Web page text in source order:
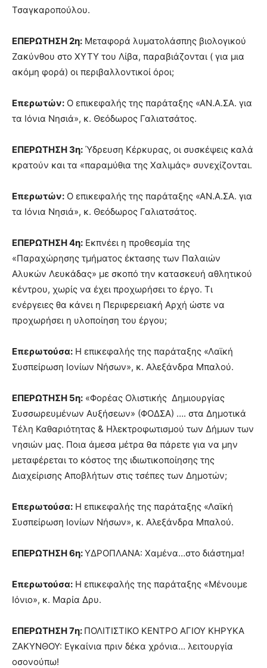
Τσαγκαροπούλου.
ΕΠΕΡΩΤΗΣΗ 2η: Μεταφορά λυματολάσπης βιολογικού
Ζακύνθου στο ΧΥΤΥ του Λίβα, παραβιάζονται ( για μια
ακόμη φορά) οι περιβαλλοντικοί όροι;
Επερωτών: Ο επικεφαλής της παράταξης «ΑΝ.Α.ΣΑ. για
τα Ιόνια Νησιά», κ. Θεόδωρος Γαλιατσάτος.
ΕΠΕΡΩΤΗΣΗ 3η: Ύδρευση Κέρκυρας, οι συσκέψεις καλά
κρατούν και τα «παραμύθια της Χαλιμάς» συνεχίζονται.
Επερωτών: Ο επικεφαλής της παράταξης «ΑΝ.Α.ΣΑ. για
τα Ιόνια Νησιά», κ. Θεόδωρος Γαλιατσάτος.
ΕΠΕΡΩΤΗΣΗ 4η: Εκπνέει η προθεσμία της
«Παραχώρησης τμήματος έκτασης των Παλαιών
Αλυκών Λευκάδας» με σκοπό την κατασκευή αθλητικού
κέντρου, χωρίς να έχει προχωρήσει το έργο. Τι
ενέργειες θα κάνει η Περιφερειακή Αρχή ώστε να
προχωρήσει η υλοποίηση του έργου;
Επερωτούσα: Η επικεφαλής της παράταξης «Λαϊκή
Συσπείρωση Ιονίων Νήσων», κ. Αλεξάνδρα Μπαλού.
ΕΠΕΡΩΤΗΣΗ 5η: «Φορέας Ολιστικής Δημιουργίας
Συσσωρευμένων Αυξήσεων» (ΦΟΔΣΑ) …. στα Δημοτικά
Τέλη Καθαριότητας & Ηλεκτροφωτισμού των Δήμων των
νησιών μας. Ποια άμεσα μέτρα θα πάρετε για να μην
μεταφέρεται το κόστος της ιδιωτικοποίησης της
Διαχείρισης Αποβλήτων στις τσέπες των Δημοτών;
Επερωτούσα: Η επικεφαλής της παράταξης «Λαϊκή
Συσπείρωση Ιονίων Νήσων», κ. Αλεξάνδρα Μπαλού.
ΕΠΕΡΩΤΗΣΗ 6η:ΥΔΡΟΠΛΑΝΑ: Χαμένα…στο διάστημα!
Επερωτούσα: Η επικεφαλής της παράταξης «Μένουμε
Ιόνιο», κ. Μαρία Δρυ.
ΕΠΕΡΩΤΗΣΗ 7η: ΠΟΛΙΤΙΣΤΙΚΟ ΚΕΝΤΡΟ ΑΓΙΟΥ ΚΗΡΥΚΑ
ΖΑΚΥΝΘΟΥ: Εγκαίνια πριν δέκα χρόνια… λειτουργία
οσονούπω!